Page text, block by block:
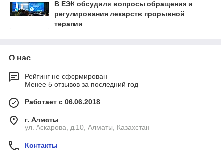
В ЕЭК обсудили вопросы обращения и
регулирования лекарств прорывной
терапии
О нас
Рейтинг не сформирован
Менее 5 отзывов за последний год
Работает с 06.06.2018
г. Алматы
ул. Аскарова, д.10, Алматы, Казахстан
Контакты